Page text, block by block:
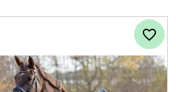
till i favoriter